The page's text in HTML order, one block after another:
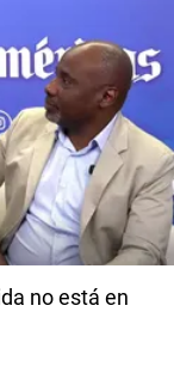
no está en